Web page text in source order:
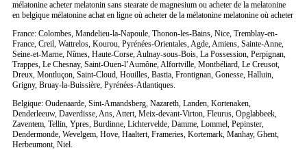
mélatonine acheter melatonin sans stearate de magnesium ou acheter de la melatonine
en belgique mélatonine achat en ligne où acheter de la mélatonine melatonine où acheter
France: Colombes, Mandelieu-la-Napoule, Thonon-les-Bains, Nice, Tremblay-en-
France, Creil, Wattrelos, Kourou, Pyrénées-Orientales, Agde, Amiens, Sainte-Anne,
Seine-et-Marne, Nîmes, Haute-Corse, Aulnay-sous-Bois, La Possession, Perpignan,
Trappes, Le Chesnay, Saint-Ouen-l’Aumône, Alfortville, Montbéliard, Le Creusot,
Dreux, Montluçon, Saint-Cloud, Houilles, Bastia, Frontignan, Gonesse, Halluin,
Grigny, Bruay-la-Buissière, Pyrénées-Atlantiques.
Belgique: Oudenaarde, Sint-Amandsberg, Nazareth, Landen, Kortenaken,
Denderleeuw, Daverdisse, Ans, Attert, Meix-devant-Virton, Fleurus, Opglabbeek,
Zaventem, Tellin, Ypres, Burdinne, Lichtervelde, Damme, Lommel, Pepinster,
Dendermonde, Wevelgem, Hove, Haaltert, Frameries, Kortemark, Manhay, Ghent,
Herbeumont, Niel.